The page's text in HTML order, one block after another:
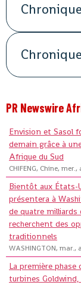
PR Newswire
Envision et Sasol
demain grâce à
Afrique du Sud
CHIFENG, Chine,
Bientôt aux
présentera à
de quatre milliards
recherchent des
traditionnels
WASHINGTON, mar.,
La première
turbines